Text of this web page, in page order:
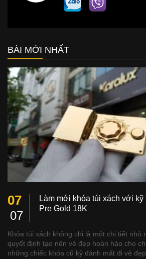
BÀI MỚI NHẤT
07
07
Làm mới khóa túi xách với
Pre Gold 18K
Khóa túi xách không chỉ là một chi tiết nhỏ
quyết định tạo nên vẻ đẹp hoàn hảo cho
những chiếc khóa cũ kỹ đánh mất đi vẻ